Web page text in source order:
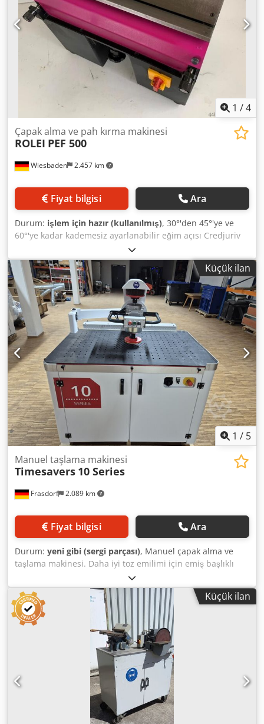
1 /4
Wiesbaden 2.457 km
Çapak alma ve pah kırma makinesi
ROLEI PEF 500
Fiyat bilgisi Ara
Durum: işlem için hazır (kullanılmış), 30°'den 45°'ye ve
60°'ye kadar kademesiz ayarlanabilir eğim açısı Credjuriv
Aopfx Aczsf İş parçası kalınlığı 2,5 mm için eğim genişliği: 0
- 10 mm Alet Ø: 170 mm Hız: 2800 rpm Tahrik motoru: 380
V, 550 W Alan gereksinimi: 500 x 390 x 370 mm Küçük ilan
1 / 5
Frasdorf 2.089 km
Manuel taşlama makinesi
Timesavers 10 Series
Fiyat bilgisi Ara
Durum: yeni gibi (sergi parçası), Manuel çapak alma ve
taşlama makinesi. Daha iyi toz emilimi için emiş başlıklı
stok makinesi. Cedpfxowvt Sfj Aczjrf
Küçük ilan